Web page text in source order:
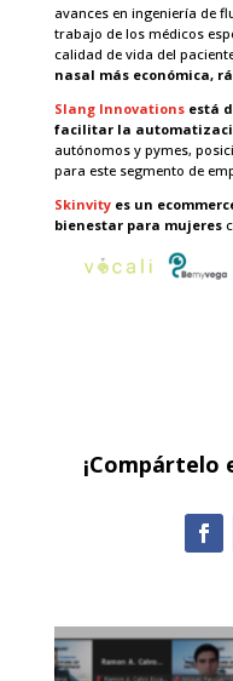
avances en ingeniería de
trabajo de los médicos
calidad de vida del
nasal más económica,
Slang Innovations está
facilitar la
autónomos y pymes,
para este segmento de
Skinvity es un
bienestar para mujeres
lanzado durante la
¡Compártelo